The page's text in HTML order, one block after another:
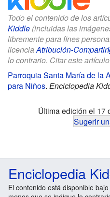
Todo el contenido de los
Kiddle (incluidas las
libremente para fines
licencia Atribución-
lo contrario. Citar este
Parroquia Santa María de la
para Niños. Enciclopedia
Última edición el 17
Sugerir
Enciclopedia
El contenido está disponible